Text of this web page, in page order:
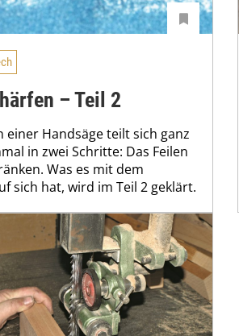
– Teil 2
einer Handsäge teilt sich ganz
in zwei Schritte: Das Feilen
Was es mit dem
sich hat, wird im Teil 2 geklärt.